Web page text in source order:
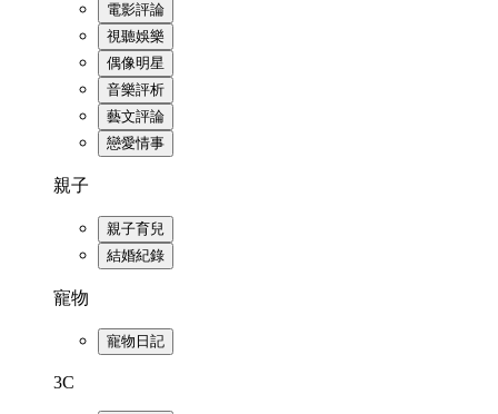
電影評論
視聽娛樂
偶像明星
音樂評析
藝文評論
戀愛情事
親子
親子育兒
結婚紀錄
寵物
寵物日記
3C